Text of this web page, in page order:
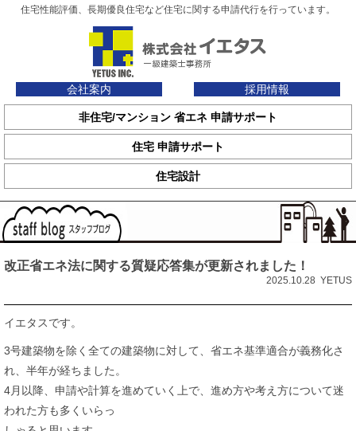
住宅性能評価、長期優良住宅など住宅に関する申請代行を行っています。
会社案内 採用情報
非住宅/マンション 省エネ 申請サポート
住宅 申請サポート
住宅設計
改正省エネ法に関する質疑応答集が更新されました！
2025.10.28 YETUS
イエタスです。
3号建築物を除く全ての建築物に対して、省エネ基準適合が義務化さ
れ、半年が経ちました。
4月以降、申請や計算を進めていく上で、進め方や考え方について迷
われた方も多くいらっ